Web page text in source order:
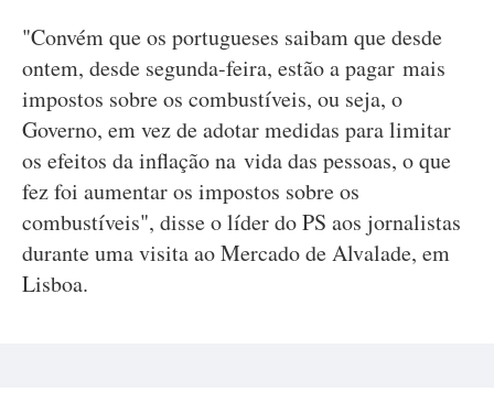
"Convém que os portugueses saibam que desde
ontem, desde segunda-feira, estão a pagar mais
impostos sobre os combustíveis, ou seja, o
Governo, em vez de adotar medidas para limitar
os efeitos da inflação na vida das pessoas, o que
fez foi aumentar os impostos sobre os
combustíveis", disse o líder do PS aos jornalistas
durante uma visita ao Mercado de Alvalade, em
Lisboa.